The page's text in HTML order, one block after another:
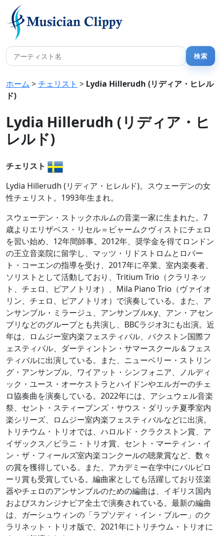
ホーム >チェリスト > Lydia Hillerudh (リディア・ヒレル
ド)
Lydia Hillerudh (リディア・ヒ
レルド)
チェリスト
Lydia Hillerudh (リディア・ヒレルド)。スウェーデンの女
性チェリスト。1993年生まれ。
スウェーデン・ストックホルムの音楽一家に生まれた。7
歳よりエリザベス・リセル＝ビャームクヴィストにチェロ
を習い始め、12年間師事。2012年、奨学金を得てロンドン
の王立音楽院に留学し、マッツ・リドストロムとロバー
ト・コーエンの指導を受け、2017年に卒業。室内楽奏者、
ソリストとして活動しており、Tritium Trio（クラリネッ
ト、チェロ、ピアノトリオ）、Mila Piano Trio（ヴァイオ
リン、チェロ、ピアノトリオ）で演奏している。また、ア
ンサンブル・ミラージュ、アンサンブルx.y、アン・アセン
ブリなどのグループとも共演し、BBCラジオ3にも出演。近
年は、ロムジー室内楽フェスティバル、バクストン国際フ
ェスティバル、ダーティントン・サマースクール＆フェス
ティバルに出演している。また、ニューベリー・ストリン
グ・アンサンブル、ワイアット・シンフォニア、ノルディ
ック・ユース・オーケストラとハイドンやエルガーのチェ
ロ協奏曲を演奏している。2022年には、アシュウェル音楽
祭、セント・スティーブンズ・サウス・ダリッチ夏季室内
楽シリーズ、ロムジー室内楽フェスティバルなどに出演。
トリチウム・トリオでは、ハロルド・クラクストン賞、ア
イザックス／ピラニ・トリオ賞、セント・マーティン・イ
ン・ザ・フィールズ室内楽コンクールの聴衆賞など、数々
の賞を獲得している。また、アカデミー在学中にバルビロ
ーリ賞も受賞している。編曲家としても活躍しており弦楽
器やチェロのアンサンブルのための編曲は、イギリス国内
およびスカンジナビア全土で演奏されている。最新の編曲
は、ガーシュウィンの「ラプソディ・イン・ブルー」のク
ラリネット・トリオ版で、2021年にトリチウム・トリオに